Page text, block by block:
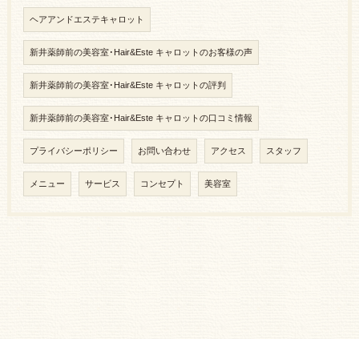
ヘアアンドエステキャロット
新井薬師前の美容室･Hair&Este キャロットのお客様の声
新井薬師前の美容室･Hair&Este キャロットの評判
新井薬師前の美容室･Hair&Este キャロットの口コミ情報
プライバシーポリシー お問い合わせ アクセス スタッフ
メニュー サービス コンセプト 美容室